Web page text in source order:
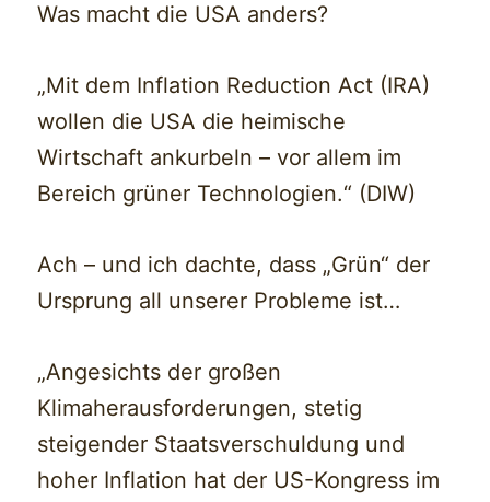
Was macht die USA anders?
„Mit dem Inflation Reduction Act (IRA)
wollen die USA die heimische
Wirtschaft ankurbeln – vor allem im
Bereich grüner Technologien.“ (DIW)
Ach – und ich dachte, dass „Grün“ der
Ursprung all unserer Probleme ist…
„Angesichts der großen
Klimaherausforderungen, stetig
steigender Staatsverschuldung und
hoher Inflation hat der US-Kongress im